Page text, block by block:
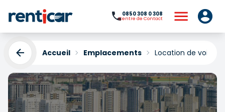
0850 308 0 308
Centre de Contact
Accueil Emplacements Location de